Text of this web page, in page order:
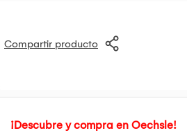
Compartir producto
¡Descubre y compra en Oechsle!